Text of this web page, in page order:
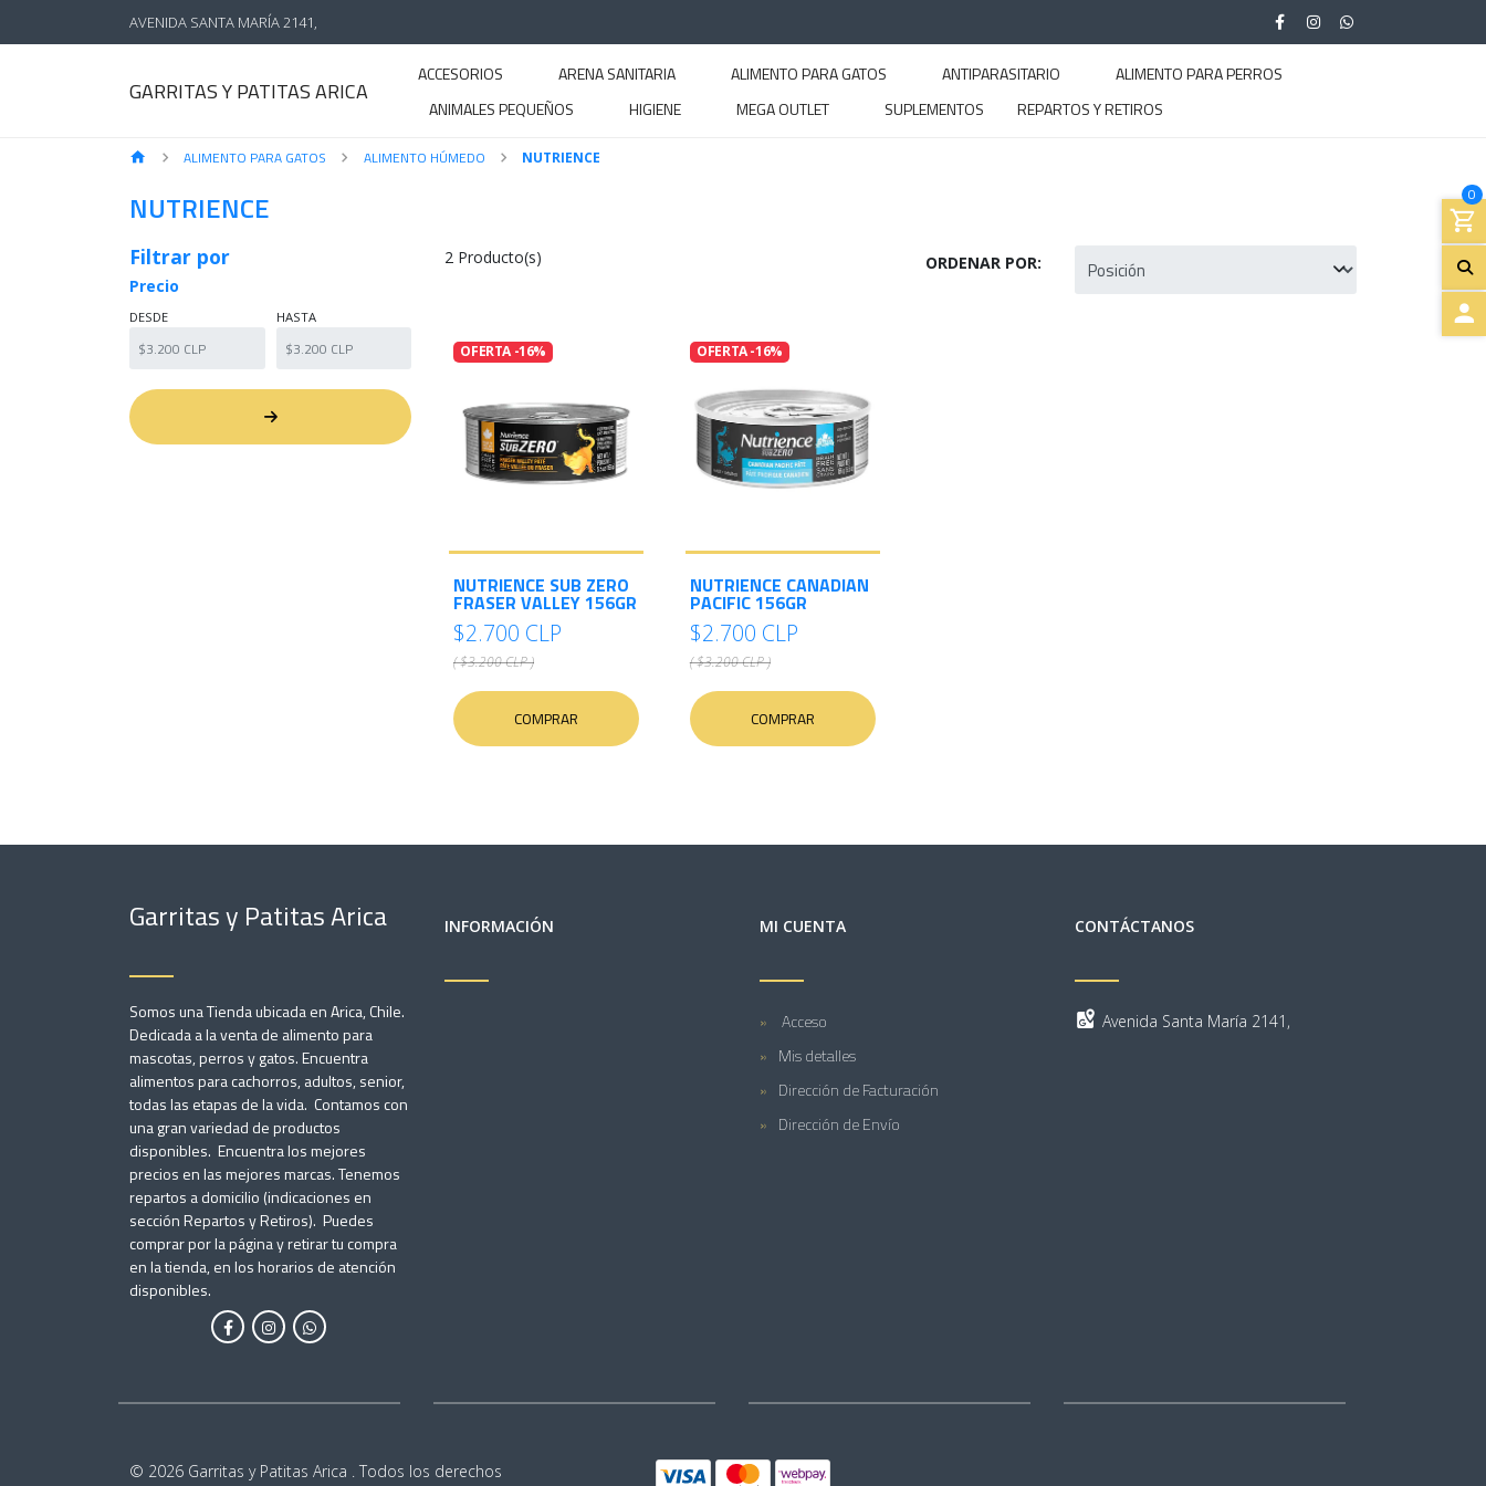
AVENIDA SANTA MARÍA 2141,
GARRITAS Y PATITAS ARICA
ACCESORIOS ARENA SANITARIA ALIMENTO PARA GATOS ANTIPARASITARIO
ALIMENTO PARA PERROS
ANIMALES PEQUEÑOS
HIGIENE MEGA OUTLET SUPLEMENTOS REPARTOS Y RETIROS
0
ALIMENTO PARA GATOS ALIMENTO HÚMEDO NUTRIENCE
NUTRIENCE
Filtrar por
Precio
DESDE HASTA
2 Producto(s) ORDENAR POR:
OFERTA -16%
NUTRIENCE SUB ZERO
FRASER VALLEY 156GR
$2.700 CLP
( $3.200 CLP )
COMPRAR
OFERTA -16%
NUTRIENCE CANADIAN
PACIFIC 156GR
$2.700 CLP
( $3.200 CLP )
COMPRAR
Garritas y Patitas Arica
Somos una Tienda ubicada en Arica, Chile.
Dedicada a la venta de alimento para
mascotas, perros y gatos. Encuentra
alimentos para cachorros, adultos, senior,
todas las etapas de la vida. Contamos con
una gran variedad de productos
disponibles. Encuentra los mejores
precios en las mejores marcas. Tenemos
repartos a domicilio (indicaciones en
sección Repartos y Retiros). Puedes
comprar por la página y retirar tu compra
en la tienda, en los horarios de atención
disponibles.
INFORMACIÓN MI CUENTA
Acceso
Mis detalles
Dirección de Facturación
Dirección de Envío
CONTÁCTANOS
Avenida Santa María 2141,
© 2026 Garritas y Patitas Arica . Todos los derechos